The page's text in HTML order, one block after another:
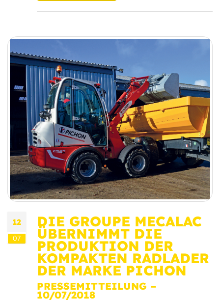
12
07
DIE GROUPE MECALAC
ÜBERNIMMT DIE
PRODUKTION DER
KOMPAKTEN RADLADER
DER MARKE PICHON
PRESSEMITTEILUNG –
10/07/2018